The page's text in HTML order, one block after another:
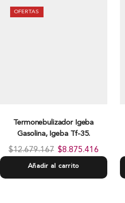
OFERTAS
Termonebulizador Igeba
Gasolina, Igeba Tf-35.
$12.679.167 $8.875.416
Añadir al carrito